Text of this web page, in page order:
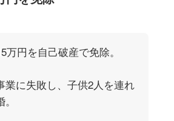
万円を自己破産で免除。
業に失敗し、子供2人を連れ